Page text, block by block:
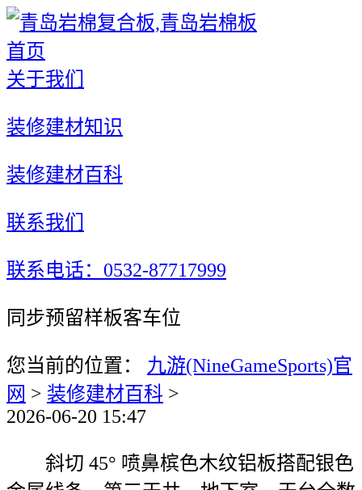
首页
关于我们
装修建材知识
装修建材百科
联系我们
联系电话：0532-87717999
同步预留样板客车位
您当前的位置： 九游(NineGameSports)官
网 > 装修建材百科 >
2026-06-20 15:47
斜切 45° 喷鼻槟色木纹铝板搭配银色